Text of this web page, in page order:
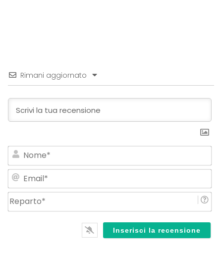
Rimani aggiornato